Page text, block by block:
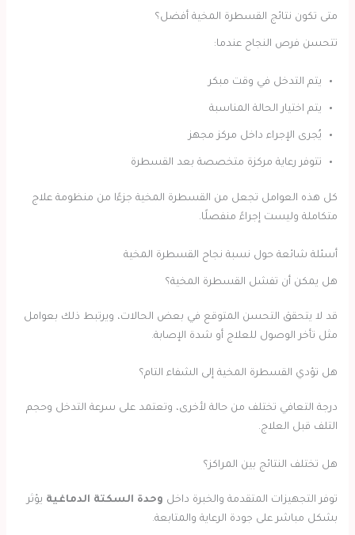
متى تكون نتائج القسطرة المخية أفضل؟
تتحسن فرص النجاح عندما:
يتم التدخل في وقت مبكر
يتم اختيار الحالة المناسبة
يُجرى الإجراء داخل مركز مجهز
تتوفر رعاية مركزة متخصصة بعد القسطرة
كل هذه العوامل تجعل من القسطرة المخية جزءًا من منظومة علاج
متكاملة وليست إجراءً منفصلًا.
أسئلة شائعة حول نسبة نجاح القسطرة المخية
هل يمكن أن تفشل القسطرة المخية؟
قد لا يتحقق التحسن المتوقع في بعض الحالات، ويرتبط ذلك بعوامل
مثل تأخر الوصول للعلاج أو شدة الإصابة.
هل تؤدي القسطرة المخية إلى الشفاء التام؟
درجة التعافي تختلف من حالة لأخرى، وتعتمد على سرعة التدخل وحجم
التلف قبل العلاج.
هل تختلف النتائج بين المراكز؟
توفر التجهيزات المتقدمة والخبرة داخل وحدة السكتة الدماغية يؤثر
بشكل مباشر على جودة الرعاية والمتابعة.